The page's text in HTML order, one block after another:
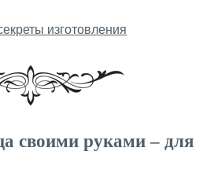
изготовления
своими руками – для